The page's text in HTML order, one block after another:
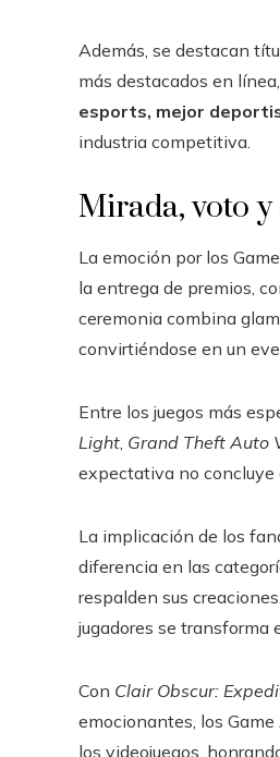
Además, se destacan
más destacados en
esports, mejor
industria competitiva.
Mirada, voto
La emoción por los
la entrega de premios,
ceremonia combina
convirtiéndose en un
Entre los juegos más
Light, Grand Theft Auto
expectativa no concluye
La implicación de los
diferencia en las
respalden sus
jugadores se transforma
Con Clair Obscur:
emocionantes, los
los videojuegos,